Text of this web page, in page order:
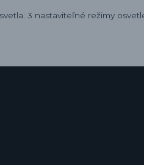
3 nastaviteľné režimy